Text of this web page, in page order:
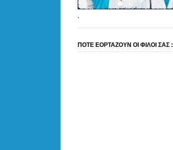
.
ΠΟΤΕ ΕΟΡΤΑΖΟΥΝ ΟΙ ΦΙΛΟΙ ΣΑΣ :